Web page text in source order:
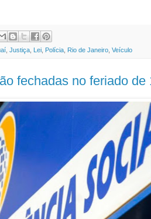
Justiça Lei Polícia Rio de Janeiro Veículo
fechadas no feriado de